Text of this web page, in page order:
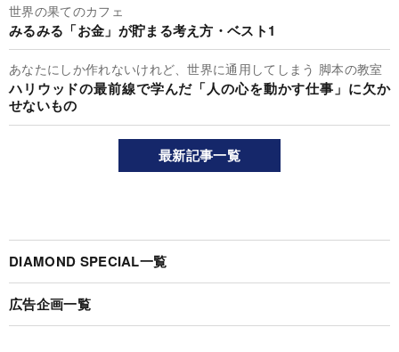
世界の果てのカフェ
みるみる「お金」が貯まる考え方・ベスト1
あなたにしか作れないけれど、世界に通用してしまう 脚本の教室
ハリウッドの最前線で学んだ「人の心を動かす仕事」に欠か
せないもの
最新記事一覧
DIAMOND SPECIAL一覧
広告企画一覧